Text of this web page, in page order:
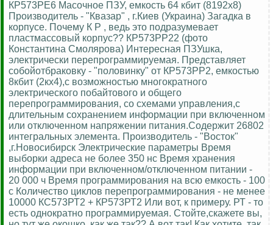
КР573РЕ6 Масочное ПЗУ, емкость 64 кбит (8192х8)
Производитель - "Квазар" , г.Киев (Украина) Загадка в
корпусе. Почему К Р , ведь это подразумевает
пластмассовый корпус?? КР573РР22 (фото
Константина Смолярова) Интересная ПЗУшка,
электрически перепрограммируемая. Представляет
собойотбраковку - "половинку" от КР573РР2, емкостью
8кбит (2кх4),с возможностью многократного
электрического побайтового и общего
перепрограммирования, со схемами управления,с
длительным сохранением информации при включенном
или отключенном напряжении питания.Содержит 26802
интегральных элемента. Производитель - "Восток"
,г.Новосибирск Электрические параметры Время
выборки адреса не более 350 нс Время хранения
информации при включенном/отключенном питании -
20 000 ч Время программирования на всю емкость - 100
с Количество циклов перепрограммирования - не менее
10000 КС573РТ2 + КР573РТ2 Или вот, к примеру. РТ - то
есть однократно программируемая. Стойте,скажете вы,